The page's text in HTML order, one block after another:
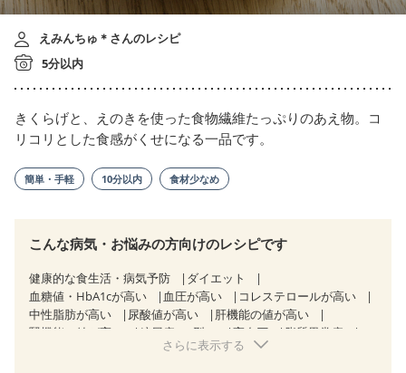
えみんちゅ＊さんのレシピ
5分以内
きくらげと、えのきを使った食物繊維たっぷりのあえ物。コ
リコリとした食感がくせになる一品です。
簡単・手軽 10分以内 食材少なめ
こんな病気・お悩みの方向けのレシピです
健康的な食生活・病気予防
ダイエット
血糖値・HbA1cが高い
血圧が高い
コレステロールが高い
中性脂肪が高い
尿酸値が高い
肝機能の値が高い
腎機能の値が高い
糖尿病（2型） 高血圧
脂質異常症
狭心症 心筋梗塞
さらに表示する